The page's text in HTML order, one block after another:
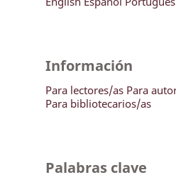
Información
Para lectores/as Para
Para bibliotecarios/as
Palabras clave